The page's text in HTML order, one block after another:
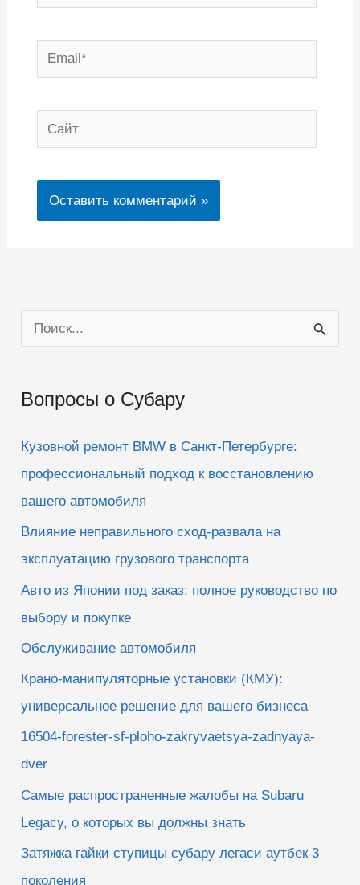
Email*
Сайт
о
с
Вопросы о Субару
Кузовной ремонт BMW в Санкт-Петербурге:
профессиональный подход к восстановлению
вашего автомобиля
Влияние неправильного сход-развала на
эксплуатацию грузового транспорта
Авто из Японии под заказ: полное руководство по
выбору и покупке
Обслуживание автомобиля
Крано-манипуляторные установки (КМУ):
универсальное решение для вашего бизнеса
16504-forester-sf-ploho-zakryvaetsya-zadnyaya-
dver
Самые распространенные жалобы на Subaru
Legacy, о которых вы должны знать
Затяжка гайки ступицы субару легаси аутбек 3
поколения